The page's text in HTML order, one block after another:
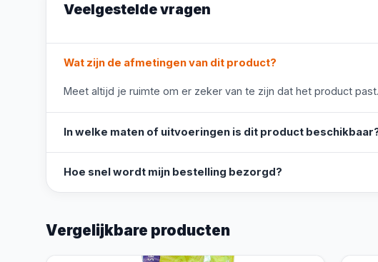
Veelgestelde vragen
Wat zijn de afmetingen van dit product?
Meet altijd je ruimte om er zeker van te zijn dat het product past.
In welke maten of uitvoeringen is dit product
Hoe snel wordt mijn bestelling bezorgd?
Vergelijkbare producten